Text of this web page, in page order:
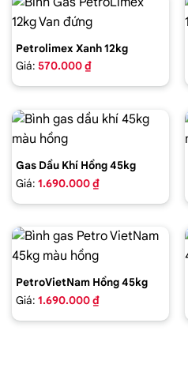
Petrolimex Xanh 12kg
Giá: 570.000 ₫
Gas Dầu Khí Hồng 45kg
Giá: 1.690.000 ₫
PetroVietNam Hồng 45kg
Giá: 1.690.000 ₫